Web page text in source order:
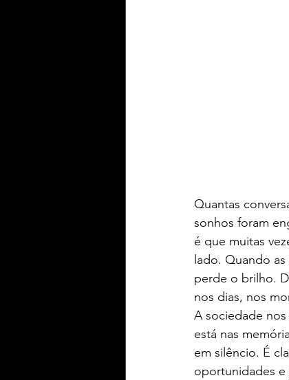
Quantas
sonhos foram
é que muitas
lado. Quando
perde o brilho.
nos dias, nos
A sociedade
está nas
em silêncio. É
oportunidades e